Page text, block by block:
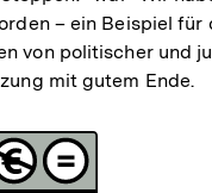
– ein Beispiel für
von politischer und
mit gutem Ende.